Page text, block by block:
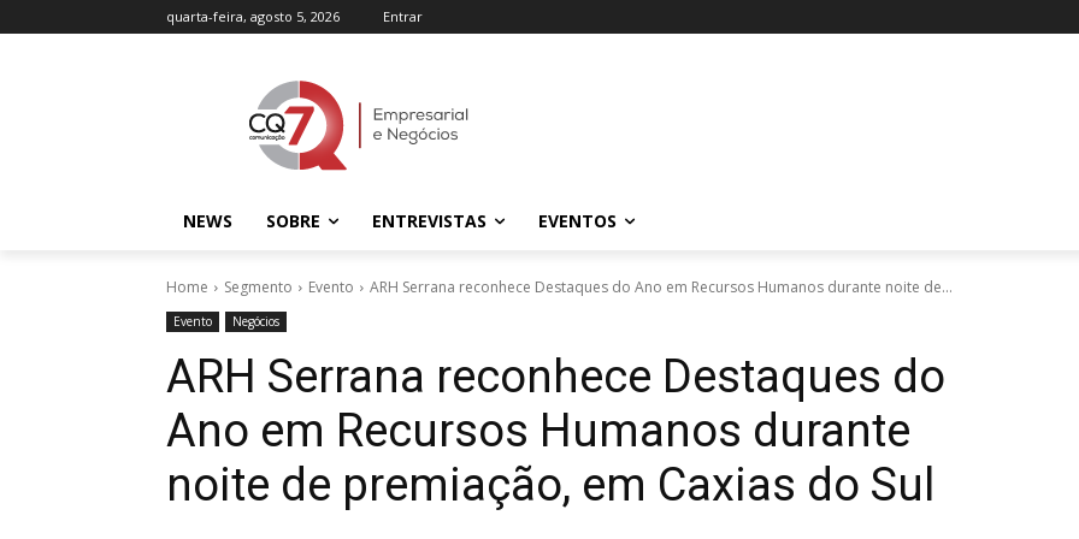
quarta-feira, agosto 5, 2026 Entrar
NEWS SOBRE ENTREVISTAS EVENTOS
Home Segmento Evento ARH Serrana reconhece Destaques do Ano em Recursos Humanos durante noite de...
Evento Negócios
ARH Serrana reconhece Destaques do
Ano em Recursos Humanos durante
noite de premiação, em Caxias do Sul